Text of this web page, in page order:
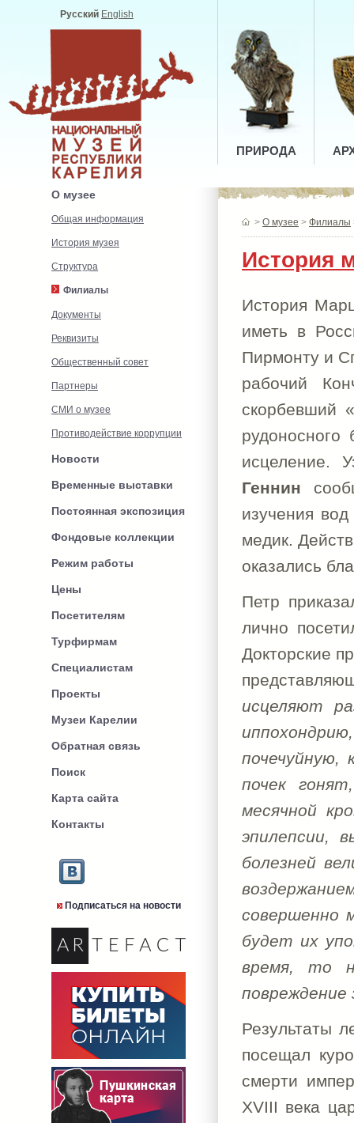
Русский English
ПРИРОДА
О музее
Общая информация
История музея
Структура
Филиалы
Документы
Реквизиты
Общественный совет
Партнеры
СМИ о музее
Противодействие коррупции
Новости
Временные выставки
Постоянная экспозиция
Фондовые коллекции
Режим работы
Цены
Посетителям
Турфирмам
Специалистам
Проекты
Музеи Карелии
Обратная связь
Поиск
Карта сайта
Контакты
Подписаться на новости
> О музее > Филиалы
История
История
иметь в
Пирмонту и
рабочий
скорбевший
исцеление.
Геннин
изучения
медик.
оказались
Петр
лично
Докторские
исцеляют
почечуйную,
почек
месячной
эпилепсии,
болезней
совершенно
будет их
время, то
повреждение
Результаты
посещал
смерти
XVIII века